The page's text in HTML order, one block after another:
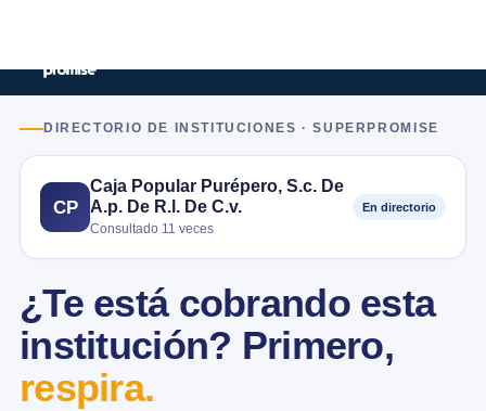
DIRECTORIO DE INSTITUCIONES · SUPERPROMISE
CP
Caja Popular Purépero, S.c. De
A.p. De R.l. De C.v.
Consultado 11 veces
En directorio
¿Te está cobrando esta
institución? Primero,
respira.